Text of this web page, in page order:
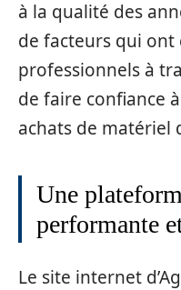
à la qualité des
de facteurs qui ont
professionnels à
de faire confiance
achats de matériel
Une
performante
Le site internet